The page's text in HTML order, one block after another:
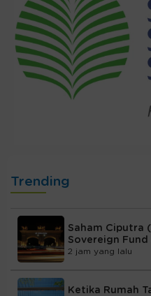
Trending
Saham Ciputra
Sovereign Fund
2 jam yang lalu
Ketika Rumah